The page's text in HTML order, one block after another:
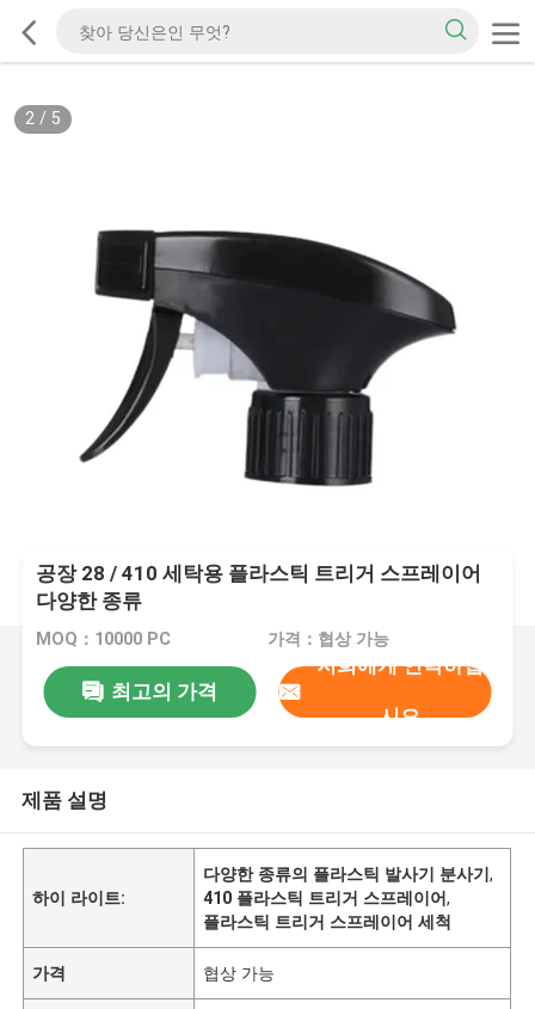
2/ 5
공장 28 / 410 세탁용 플라스틱 트리거 스프레이어
다양한 종류
MOQ：10000 PC 가격：협상 가능
최고의 가격
저희에게 연락하십
시오
제품 설명
하이 라이트:
다양한 종류의 플라스틱 발사기 분사기,
410 플라스틱 트리거 스프레이어,
플라스틱 트리거 스프레이어 세척
가격 협상 가능